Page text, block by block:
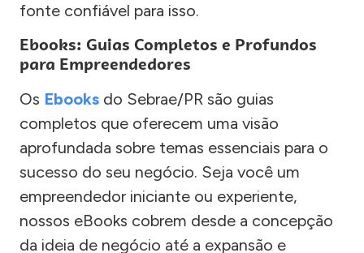
fonte confiável para isso.
Ebooks: Guias Completos e Profundos
para Empreendedores
Os Ebooks do Sebrae/PR são guias
completos que oferecem uma visão
aprofundada sobre temas essenciais para o
sucesso do seu negócio. Seja você um
empreendedor iniciante ou experiente,
nossos eBooks cobrem desde a concepção
da ideia de negócio até a expansão e